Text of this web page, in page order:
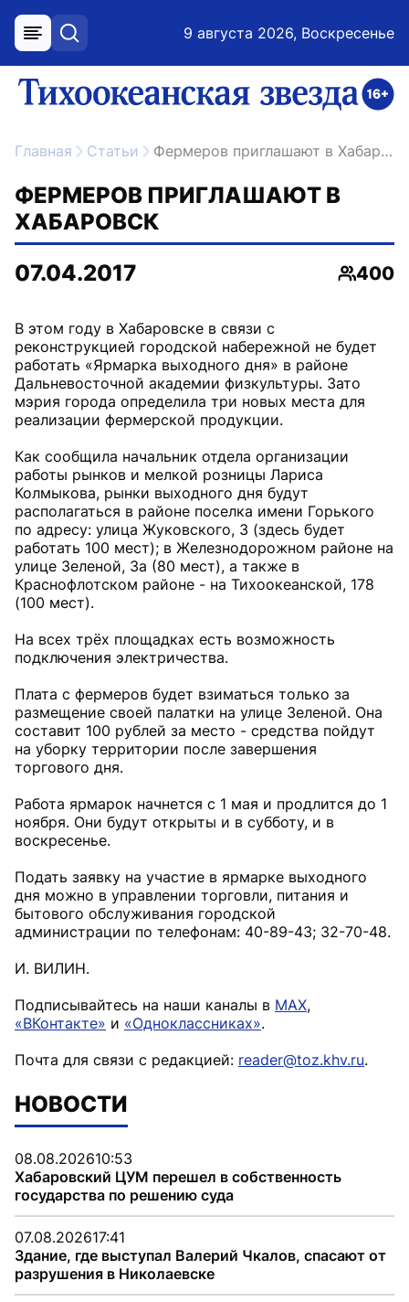
меню поиск 9 августа 2026, Воскресенье
ссылка на главную
Главная Статьи Фермеров приглашают в Хабаровск
ФЕРМЕРОВ ПРИГЛАШАЮТ В
ХАБАРОВСК
07.04.2017
400
В этом году в Хабаровске в связи с
реконструкцией городской набережной не будет
работать «Ярмарка выходного дня» в районе
Дальневосточной академии физкультуры. Зато
мэрия города определила три новых места для
реализации фермерской продукции.
Как сообщила начальник отдела организации
работы рынков и мелкой розницы Лариса
Колмыкова, рынки выходного дня будут
располагаться в районе поселка имени Горького
по адресу: улица Жуковского, 3 (здесь будет
работать 100 мест); в Железнодорожном районе на
улице Зеленой, 3а (80 мест), а также в
Краснофлотском районе - на Тихоокеанской, 178
(100 мест).
На всех трёх площадках есть возможность
подключения электричества.
Плата с фермеров будет взиматься только за
размещение своей палатки на улице Зеленой. Она
составит 100 рублей за место - средства пойдут
на уборку территории после завершения
торгового дня.
Работа ярмарок начнется с 1 мая и продлится до 1
ноября. Они будут открыты и в субботу, и в
воскресенье.
Подать заявку на участие в ярмарке выходного
дня можно в управлении торговли, питания и
бытового обслуживания городской
администрации по телефонам: 40-89-43; 32-70-48.
И. ВИЛИН.
Подписывайтесь на наши каналы в MAX,
«ВКонтакте» и «Одноклассниках».
Почта для связи с редакцией: reader@toz.khv.ru.
НОВОСТИ
08.08.202610:53
Хабаровский ЦУМ перешел в собственность
государства по решению суда
07.08.202617:41
Здание, где выступал Валерий Чкалов, спасают от
разрушения в Николаевске